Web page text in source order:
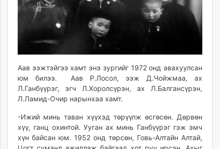
Аав ээжтэйгээ хамт энэ зургийг 1972 онд авахуулсан
юм билээ. Аав Р.Лосол, ээж Д.Чойжмаа, ах
Л.Ганбүүрэг, эгч Л.Хоролсүрэн, ах Л.Балгансүрэн,
Л.Ламид-Очир нарынхаа хамт.
-Ижий минь таван хүүхэд төрүүлж өсгөсөн. Дөрвөн
хүү, ганц охинтой. Ууган ах минь Ганбүүрэг гэж эмч
хүн байсан юм. 1952 онд төрсөн, Говь-Алтайн Алтай,